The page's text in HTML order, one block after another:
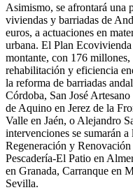
Asimismo, se afrontará una
viviendas y barriadas de
euros, a actuaciones en
urbana. El Plan Ecovivienda
montante, con 176 millones,
rehabilitación y eficiencia
la reforma de barriadas
Córdoba, San José
de Aquino en Jerez de la
Valle en Jaén, o Alejandro
intervenciones se sumarán
Regeneración y
Pescadería-El Patio en
en Granada, Carranque en
Sevilla.